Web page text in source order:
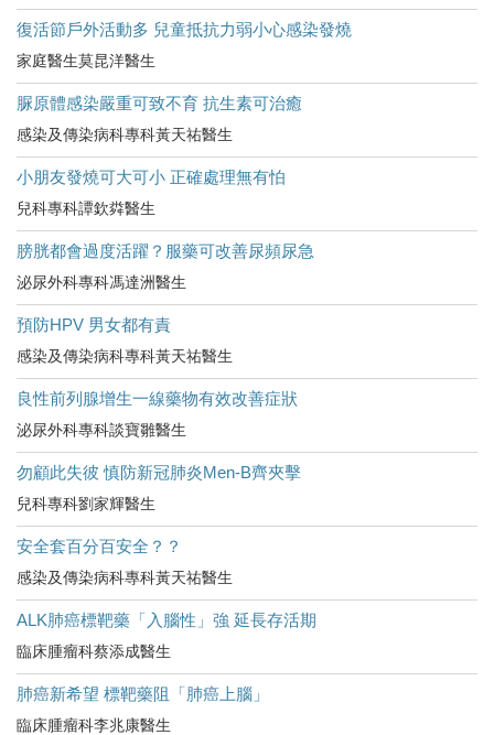
復活節戶外活動多 兒童抵抗力弱小心感染發燒
家庭醫生莫昆洋醫生
脲原體感染嚴重可致不育 抗生素可治癒
感染及傳染病科專科黃天祐醫生
小朋友發燒可大可小 正確處理無有怕
兒科專科譚欽粦醫生
膀胱都會過度活躍？服藥可改善尿頻尿急
泌尿外科專科馮達洲醫生
預防HPV 男女都有責
感染及傳染病科專科黃天祐醫生
良性前列腺增生一線藥物有效改善症狀
泌尿外科專科談寶雛醫生
勿顧此失彼 慎防新冠肺炎Men-B齊夾擊
兒科專科劉家輝醫生
安全套百分百安全？？
感染及傳染病科專科黃天祐醫生
ALK肺癌標靶藥「入腦性」強 延長存活期
臨床腫瘤科蔡添成醫生
肺癌新希望 標靶藥阻「肺癌上腦」
臨床腫瘤科李兆康醫生